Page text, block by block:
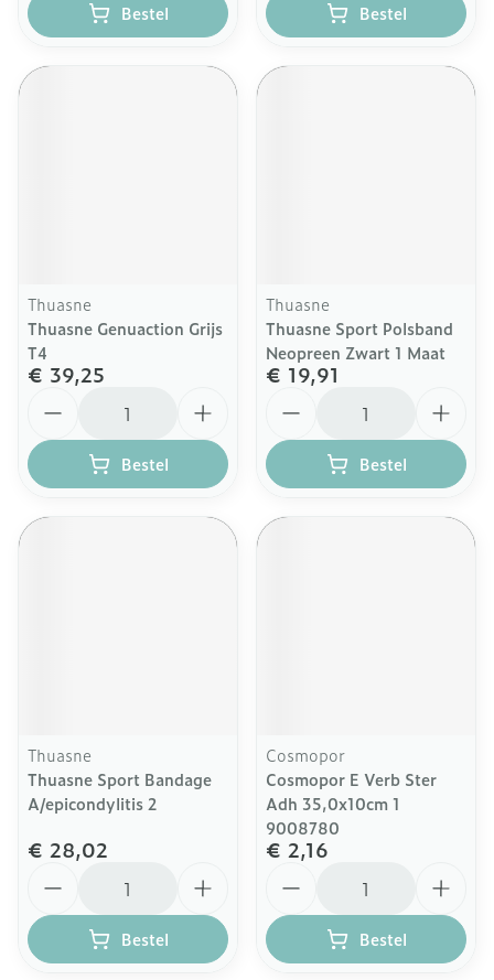
Bestel Bestel
Thuasne
Thuasne Genuaction Grijs
T4
€ 39,25
Bestel
Thuasne
Thuasne Sport Polsband
Neopreen Zwart 1 Maat
€ 19,91
Bestel
Thuasne
Thuasne Sport Bandage
A/epicondylitis 2
€ 28,02
Bestel
Cosmopor
Cosmopor E Verb Ster
Adh 35,0x10cm 1
9008780
€ 2,16
Bestel